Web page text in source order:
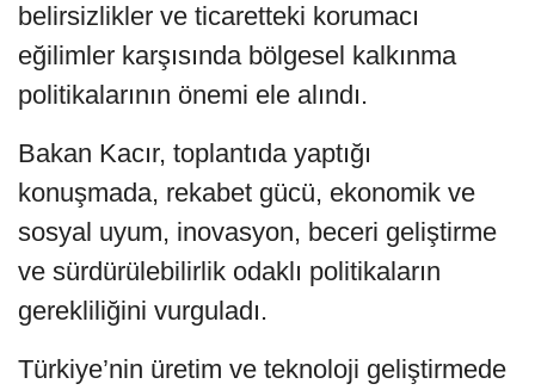
belirsizlikler ve ticaretteki korumacı
eğilimler karşısında bölgesel kalkınma
politikalarının önemi ele alındı.
Bakan Kacır, toplantıda yaptığı
konuşmada, rekabet gücü, ekonomik ve
sosyal uyum, inovasyon, beceri geliştirme
ve sürdürülebilirlik odaklı politikaların
gerekliliğini vurguladı.
Türkiye’nin üretim ve teknoloji geliştirmede